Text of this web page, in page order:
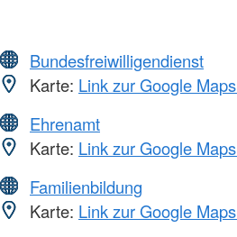
Bundesfreiwilligendienst
Karte: Link zur Google
Ehrenamt
Karte: Link zur Google
Familienbildung
Karte: Link zur Google